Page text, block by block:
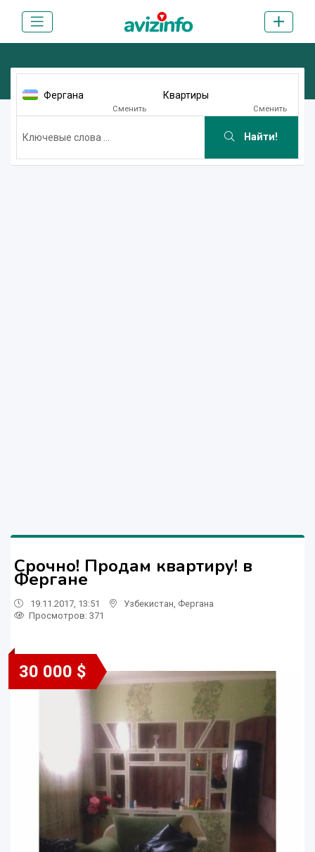
Фергана
Сменить
Квартиры
Сменить
Найти!
Срочно! Продам квартиру! в
Фергане
19.11.2017, 13:51 Узбекистан Фергана
Просмотров: 371
30 000 $